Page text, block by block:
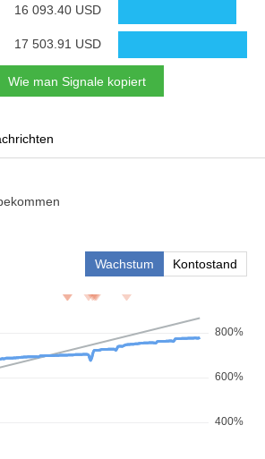
16 093.40 USD
17 503.91 USD
Wie man Signale kopiert
Wachstum Kontostand
400%
600%
800%